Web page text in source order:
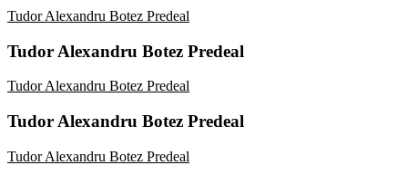
Tudor Alexandru Botez Predeal
Tudor Alexandru Botez Predeal
Tudor Alexandru Botez Predeal
Tudor Alexandru Botez Predeal
Tudor Alexandru Botez Predeal